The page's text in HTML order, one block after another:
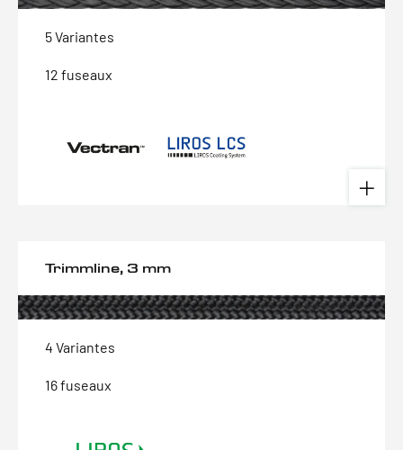
5 Variantes
12 fuseaux
Trimmline, 3 mm
4 Variantes
16 fuseaux